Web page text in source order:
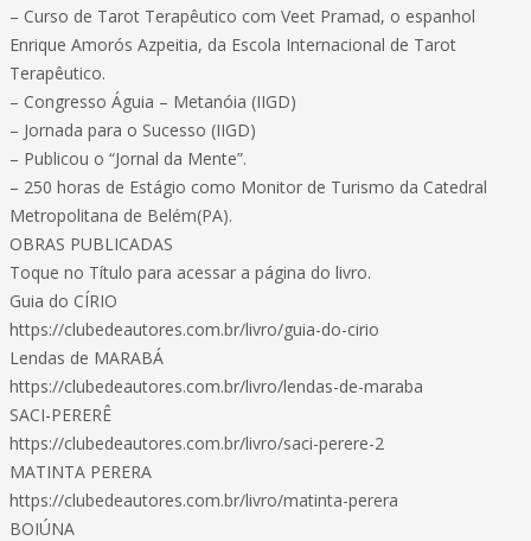
– Curso de Tarot Terapêutico com Veet Pramad, o espanhol
Enrique Amorós Azpeitia, da Escola Internacional de Tarot
Terapêutico.
– Congresso Águia – Metanóia (IIGD)
– Jornada para o Sucesso (IIGD)
– Publicou o “Jornal da Mente”.
– 250 horas de Estágio como Monitor de Turismo da Catedral
Metropolitana de Belém(PA).
OBRAS PUBLICADAS
Toque no Título para acessar a página do livro.
Guia do CÍRIO
https://clubedeautores.com.br/livro/guia-do-cirio
Lendas de MARABÁ
https://clubedeautores.com.br/livro/lendas-de-maraba
SACI-PERERÊ
https://clubedeautores.com.br/livro/saci-perere-2
MATINTA PERERA
https://clubedeautores.com.br/livro/matinta-perera
BOIÚNA